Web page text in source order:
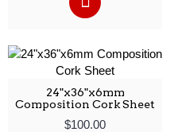
24"x36"x6mm
Composition Cork Sheet
$100.00